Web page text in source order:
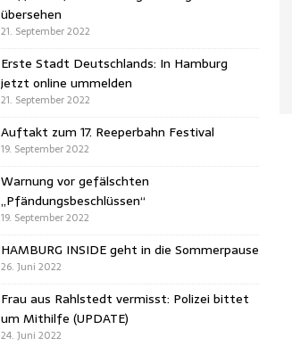
übersehen
21. September 2022
Erste Stadt Deutschlands: In Hamburg
jetzt online ummelden
21. September 2022
Auftakt zum 17. Reeperbahn Festival
19. September 2022
Warnung vor gefälschten
„Pfändungsbeschlüssen“
19. September 2022
HAMBURG INSIDE geht in die Sommerpause
26. Juni 2022
Frau aus Rahlstedt vermisst: Polizei bittet
um Mithilfe (UPDATE)
24. Juni 2022